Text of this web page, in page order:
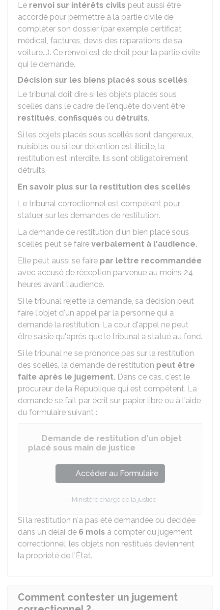
Le renvoi sur intérêts civils peut aussi être
accordé pour permettre à la partie civile de
compléter son dossier (par exemple certificat
médical, factures, devis des réparations de sa
voiture...). Ce renvoi est de droit pour la partie civile
qui le demande.
Décision sur les biens placés sous scellés
Le tribunal doit dire si les objets placés sous
scellés dans le cadre de l'enquête doivent être
restitués, confisqués ou détruits.
Si les objets placés sous scellés sont dangereux,
nuisibles ou si leur détention est illicite, la
restitution est interdite. Ils sont obligatoirement
détruits.
En savoir plus sur la restitution des scellés
Le tribunal correctionnel est compétent pour
statuer sur les demandes de restitution.
La demande de restitution d'un bien placé sous
scellés peut se faire verbalement à l'audience.
Elle peut aussi se faire par lettre recommandée
avec accusé de réception parvenue au moins 24
heures avant l'audience.
Si le tribunal rejette la demande, sa décision peut
faire l'objet d'un appel par la personne qui a
demandé la restitution. La cour d'appel ne peut
être saisie qu'après que le tribunal a statué au fond.
Si le tribunal ne se prononce pas sur la restitution
des scellés, la demande de restitution peut être
faite après le jugement. Dans ce cas, c'est le
procureur de la République qui est compétent. La
demande se fait par écrit sur papier libre ou à l'aide
du formulaire suivant :
Demande de restitution d'un objet
placé sous main de justice
Accéder au Formulaire
Ministère chargé de la justice
Si la restitution n'a pas été demandée ou décidée
dans un délai de 6 mois à compter du jugement
correctionnel, les objets non restitués deviennent
la propriété de l'État.
Comment contester un jugement